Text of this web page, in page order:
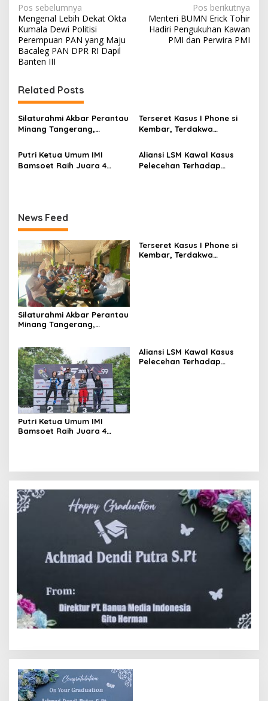
N
a
v
i
a
s
i
o
Pos sebelumnya
Mengenal Lebih Dekat Okta
Kumala Dewi Politisi
Perempuan PAN yang Maju
Bacaleg PAN DPR RI Dapil
Banten III
Pos berikutnya
Menteri BUMN Erick Tohir
Hadiri Pengukuhan Kawan
PMI dan Perwira PMI
Related Posts
Silaturahmi Akbar Perantau
Minang Tangerang,
Kreatif
Terseret Kasus I Phone si
Kembar, Terdakwa
Prof. Dr. Dwi Seno
Putri Ketua Umum IMI
Bamsoet Raih Juara 4
Aliansi LSM Kawal Kasus
Pelecehan Terhadap
News Feed
Silaturahmi Akbar Perantau
Minang Tangerang,
Terseret Kasus I Phone si
Kembar, Terdakwa
Putri Ketua Umum IMI
Bamsoet Raih Juara 4
Aliansi LSM Kawal Kasus
Pelecehan Terhadap